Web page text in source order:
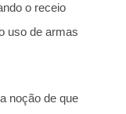
o receio
uso de armas
noção de que